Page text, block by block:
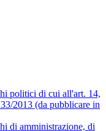
politici di cui all'art. 14,
2013 (da pubblicare in
di amministrazione, di